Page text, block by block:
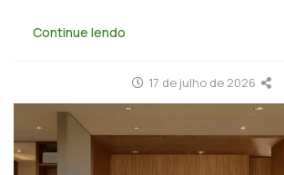
Continue lendo
17 de julho de 2026